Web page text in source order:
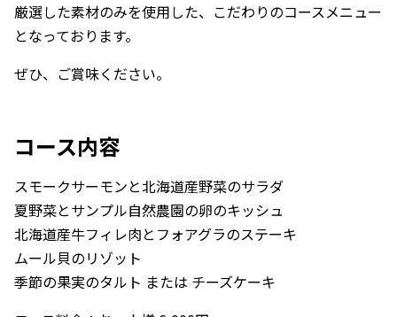
厳選した素材のみを使用した、こだわりのコースメニュー
となっております。
ぜひ、ご賞味ください。
コース内容
スモークサーモンと北海道産野菜のサラダ
夏野菜とサンプル自然農園の卵のキッシュ
北海道産牛フィレ肉とフォアグラのステーキ
ムール貝のリゾット
季節の果実のタルト または チーズケーキ